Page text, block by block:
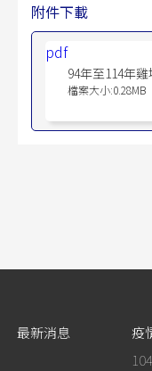
附件下載
pdf
94年至114年
檔案大小:0.28MB
最新消息
疫